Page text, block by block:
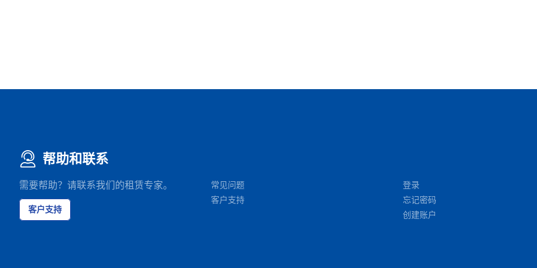
帮助和联系
需要帮助？请联系我们的租赁专家。
客户支持
常见问题
客户支持
登录
忘记密码
创建账户